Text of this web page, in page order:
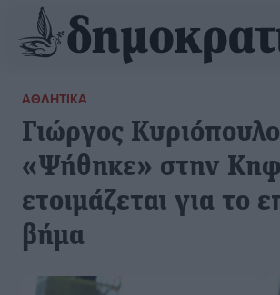
ΑΘΛΗΤΙΚΆ
Γιώργος
«Ψήθηκε» στην
ετοιμάζεται για το
βήμα